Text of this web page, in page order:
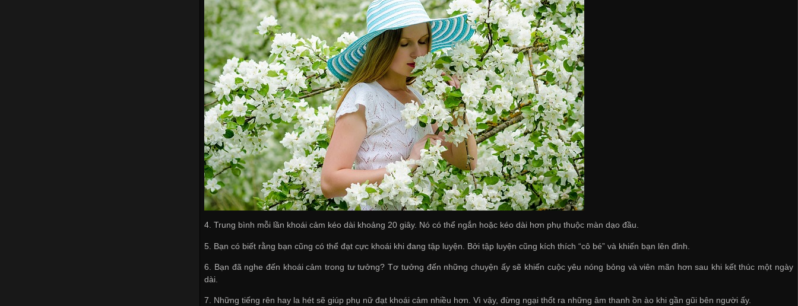
4. Trung bình mỗi lần khoái cảm kéo dài khoảng 20 giây. Nó có thể ngắn hoặc kéo dài hơn phụ thuộc màn dạo đầu.
5. Bạn có biết rằng bạn cũng có thể đạt cực khoái khi đang tập luyện. Bởi tập luyện cũng kích thích “cô bé” và khiến bạn lên đỉnh.
6. Bạn đã nghe đến khoái cảm trong tư tưởng? Tơ tưởng đến những chuyện ấy sẽ khiến cuộc yêu nóng bỏng và viên mãn hơn sau khi kết thúc một ngày
dài.
7. Những tiếng rên hay la hét sẽ giúp phụ nữ đạt khoái cảm nhiều hơn. Vì vậy, đừng ngại thốt ra những âm thanh ồn ào khi gần gũi bên người ấy.